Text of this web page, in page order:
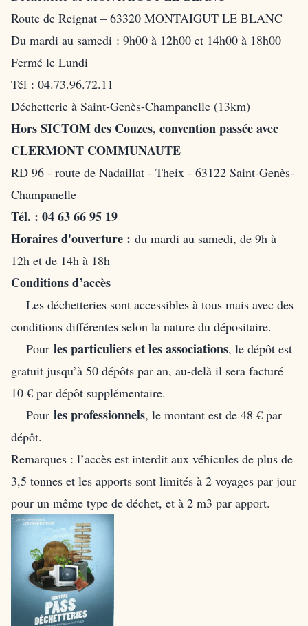
Route de Reignat – 63320 MONTAIGUT LE BLANC
Du mardi au samedi : 9h00 à 12h00 et 14h00 à 18h00
Fermé le Lundi
Tél : 04.73.96.72.11
Déchetterie à Saint-Genès-Champanelle (13km)
Hors SICTOM des Couzes, convention passée avec
CLERMONT COMMUNAUTE
RD 96 - route de Nadaillat - Theix - 63122 Saint-Genès-
Champanelle
Tél. : 04 63 66 95 19
Horaires d'ouverture : du mardi au samedi, de 9h à
12h et de 14h à 18h
Conditions d’accès
Les déchetteries sont accessibles à tous mais avec des
conditions différentes selon la nature du dépositaire.
Pour les particuliers et les associations, le dépôt est
gratuit jusqu’à 50 dépôts par an, au-delà il sera facturé
10 € par dépôt supplémentaire.
Pour les professionnels, le montant est de 48 € par
dépôt.
Remarques : l’accès est interdit aux véhicules de plus de
3,5 tonnes et les apports sont limités à 2 voyages par jour
pour un même type de déchet, et à 2 m3 par apport.